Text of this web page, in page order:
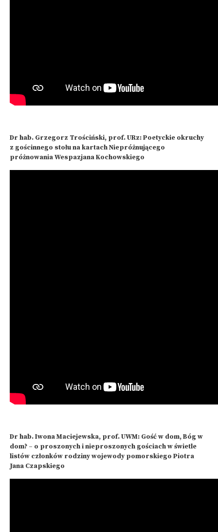
Dr hab. Grzegorz Trościński, prof. URz: Poetyckie okruchy
z gościnnego stołu na kartach Niepróżnującego
próżnowania Wespazjana Kochowskiego
Dr hab. Iwona Maciejewska, prof. UWM: Gość w dom, Bóg w
dom? – o proszonych i nieproszonych gościach w świetle
listów członków rodziny wojewody pomorskiego Piotra
Jana Czapskiego